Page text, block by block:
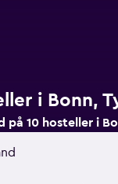
i Bonn,
på 10 hosteller i